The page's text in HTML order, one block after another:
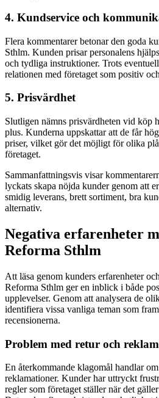
4. Kundservice och
Flera kommentarer betonar den goda
Sthlm. Kunden prisar personalens
och tydliga instruktioner. Trots
relationen med företaget som positiv
5. Prisvärdhet
Slutligen nämns prisvärdheten vid köp
plus. Kunderna uppskattar att de får
priser, vilket gör det möjligt för olika
företaget.
Sammanfattningsvis visar
lyckats skapa nöjda kunder genom att
smidig leverans, brett sortiment, bra
alternativ.
Negativa erfarenheter
Reforma Sthlm
Att läsa genom kunders erfarenheter
Reforma Sthlm ger en inblick i både
upplevelser. Genom att analysera de
identifiera vissa vanliga teman som
recensionerna.
Problem med retur och
En återkommande klagomål handlar
reklamationer. Kunder har uttryckt
regler som företaget ställer när det